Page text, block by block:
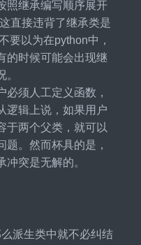
照继承编写顺序展开
直接违背了继承类是
要以为在python中，
的时候可能会出现继
必须人工定义函数，
逻辑上说，如果用户
于两个父类，就可以
题。然而杯具的是，
突是无解的。
派生类中就不必纠结